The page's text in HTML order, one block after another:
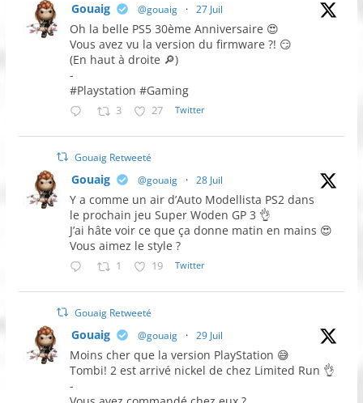
Gouaig @gouaig · 27 Juil
Oh la belle PS5 30ème Anniversaire 😍
Vous avez vu la version du firmware ?! 😏
(En haut à droite 🔎)
-
#Playstation #Gaming
3 27 Twitter
Gouaig Retweeté
Gouaig @gouaig · 28 Juil
Y a comme un air d’Auto Modellista PS2 dans
le prochain jeu Super Woden GP 3 👌
J’ai hâte voir ce que ça donne matin en mains 😍
Vous aimez le style ?
1 19 Twitter
Gouaig Retweeté
Gouaig @gouaig · 29 Juil
Moins cher que la version PlayStation 😅
Tombi! 2 est arrivé nickel de chez Limited Run 👌
-